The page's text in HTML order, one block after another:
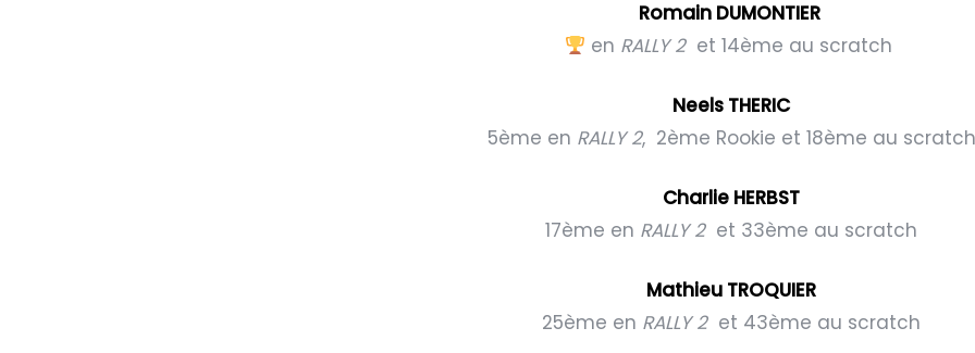
Romain DUMONTIER
en RALLY 2et 14ème au scratch
Neels THERIC
5ème en RALLY 2, 2ème Rookie et 18ème au scratch
Charlie HERBST
17ème en RALLY 2et 33ème au scratch
Mathieu TROQUIER
25ème en RALLY 2et 43ème au scratch